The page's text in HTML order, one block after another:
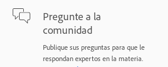
Pregunte a la
comunidad
Publique sus preguntas para que le
respondan expertos en la materia.